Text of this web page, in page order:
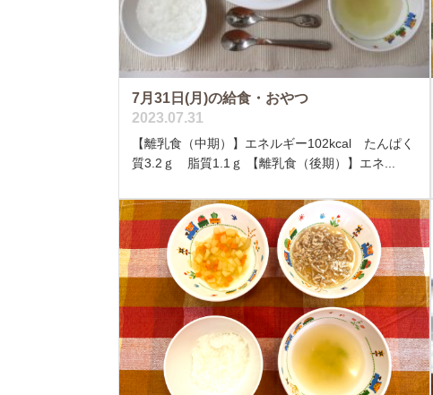
7月31日(月)の給食・おやつ
2023.07.31
【離乳食（中期）】エネルギー102kcal たんぱく
質3.2ｇ 脂質1.1ｇ 【離乳食（後期）】エネ...